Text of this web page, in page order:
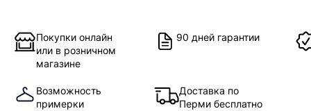
Покупки онлайн
или в розничном
магазине
90 дней гарантии
Возможность
примерки
Доставка по
Перми бесплатно